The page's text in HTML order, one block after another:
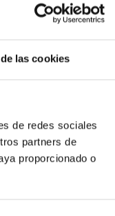
las cookies
de redes sociales
partners de
proporcionado o